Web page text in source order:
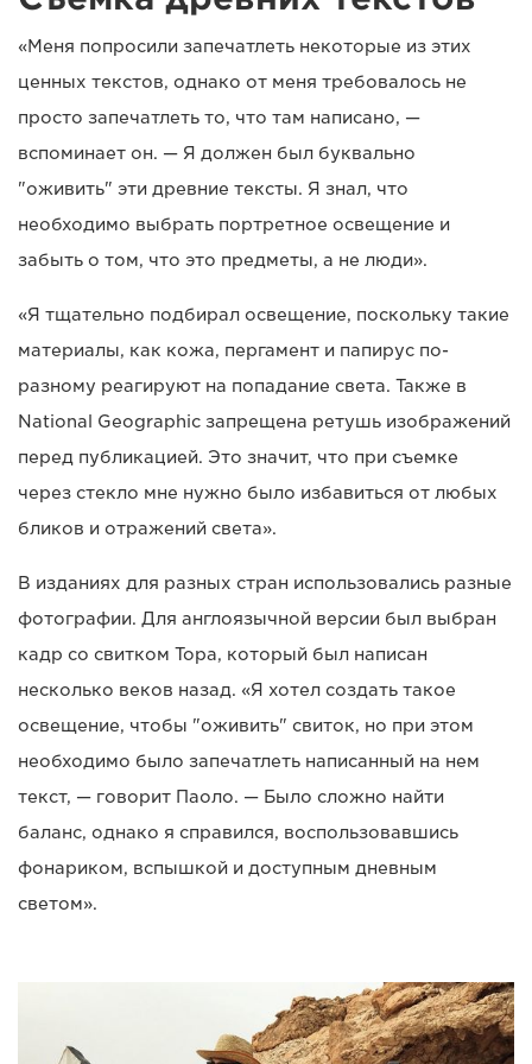
«Меня попросили запечатлеть некоторые из этих
ценных текстов, однако от меня требовалось не
просто запечатлеть то, что там написано, —
вспоминает он. — Я должен был буквально
"оживить" эти древние тексты. Я знал, что
необходимо выбрать портретное освещение и
забыть о том, что это предметы, а не люди».
«Я тщательно подбирал освещение, поскольку такие
материалы, как кожа, пергамент и папирус по-
разному реагируют на попадание света. Также в
National Geographic запрещена ретушь изображений
перед публикацией. Это значит, что при съемке
через стекло мне нужно было избавиться от любых
бликов и отражений света».
В изданиях для разных стран использовались разные
фотографии. Для англоязычной версии был выбран
кадр со свитком Тора, который был написан
несколько веков назад. «Я хотел создать такое
освещение, чтобы "оживить" свиток, но при этом
необходимо было запечатлеть написанный на нем
текст, — говорит Паоло. — Было сложно найти
баланс, однако я справился, воспользовавшись
фонариком, вспышкой и доступным дневным
светом».